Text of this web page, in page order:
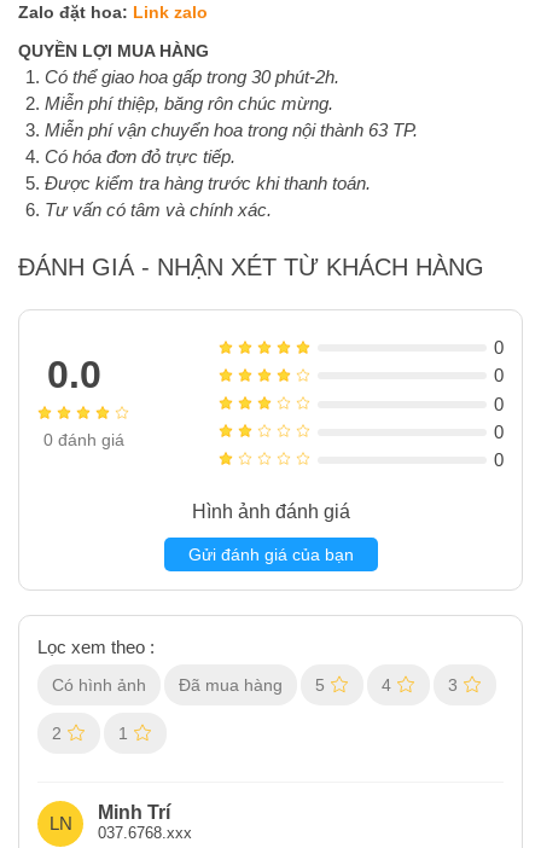
Zalo đặt hoa: Link zalo
QUYỀN LỢI MUA HÀNG
Có thể giao hoa gấp trong 30 phút-2h.
Miễn phí thiệp, băng rôn chúc mừng.
Miễn phí vận chuyển hoa trong nội thành 63 TP.
Có hóa đơn đỏ trực tiếp.
Được kiểm tra hàng trước khi thanh toán.
Tư vấn có tâm và chính xác.
ĐÁNH GIÁ - NHẬN XÉT TỪ KHÁCH HÀNG
0.0
0đánh giá
0
0
0
0
0
Hình ảnh đánh giá
Gửi đánh giá của bạn
Lọc xem theo :
Có hình ảnh Đã mua hàng 5 4 3
2 1
LN
Minh Trí
037.6768.xxx